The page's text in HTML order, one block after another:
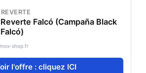
Falcó (Campaña Black
shop.fr
l'offre : cliquez ICI